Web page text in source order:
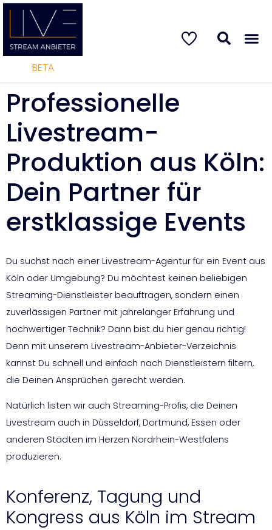
BETA
Professionelle
Livestream-
Produktion aus Köln:
Dein Partner für
erstklassige Events
Du suchst nach einer Livestream-Agentur für ein Event aus
Köln oder Umgebung? Du möchtest keinen beliebigen
Streaming-Dienstleister beauftragen, sondern einen
zuverlässigen Partner mit jahrelanger Erfahrung und
hochwertiger Technik? Dann bist du hier genau richtig!
Denn mit unserem Livestream-Anbieter-Verzeichnis
kannst Du schnell und einfach nach Dienstleistern filtern,
die Deinen Ansprüchen gerecht werden.
Natürlich listen wir auch Streaming-Profis, die Deinen
Livestream auch in Düsseldorf, Dortmund, Essen oder
anderen Städten im Herzen Nordrhein-Westfalens
produzieren.
Konferenz, Tagung und
Kongress aus Köln im Stream